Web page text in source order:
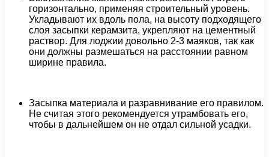
горизонтально, применяя строительный уровень.
Укладывают их вдоль пола, на высоту подходящего
слоя засыпки керамзита, укрепляют на цементный
раствор. Для лоджии довольно 2-3 маяков, так как
они должны размешаться на расстоянии равном
ширине правила.
Засыпка материала и разравнивание его правилом.
Не считая этого рекомендуется утрамбовать его,
чтобы в дальнейшем он не отдал сильной усадки.